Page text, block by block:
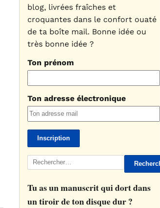
blog, livrées fraîches et
croquantes dans le confort ouaté
de ta boîte mail. Bonne idée ou
très bonne idée ?
Ton prénom
Ton adresse électronique
Rechercher :
Tu as un manuscrit qui dort dans
un tiroir de ton disque dur ?